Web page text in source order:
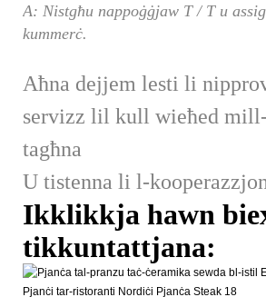
A: Nistgħu nappoġġjaw T / T u
kummerċ.
Aħna dejjem lesti li
servizz lil kull wieħed
tagħna
U tistenna li l-
Ikklikkja hawn
tikkuntattjana: